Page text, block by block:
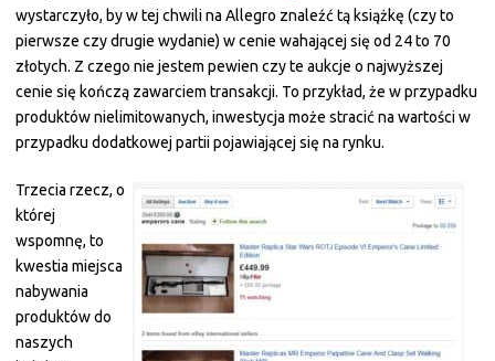
wystarczyło, by w tej chwili na Allegro znaleźć tą książkę (czy to
pierwsze czy drugie wydanie) w cenie wahającej się od 24 to 70
złotych. Z czego nie jestem pewien czy te aukcje o najwyższej
cenie się kończą zawarciem transakcji. To przykład, że w przypadku
produktów nielimitowanych, inwestycja może stracić na wartości w
przypadku dodatkowej partii pojawiającej się na rynku.
Trzecia rzecz, o
której
wspomnę, to
kwestia miejsca
nabywania
produktów do
naszych